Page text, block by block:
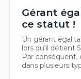
Gérant
ce statut !
Un gérant
lors qu’il détient
Par
dans plusieurs